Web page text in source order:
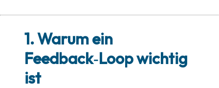
1. Warum ein
Feedback‑Loop wichtig
ist